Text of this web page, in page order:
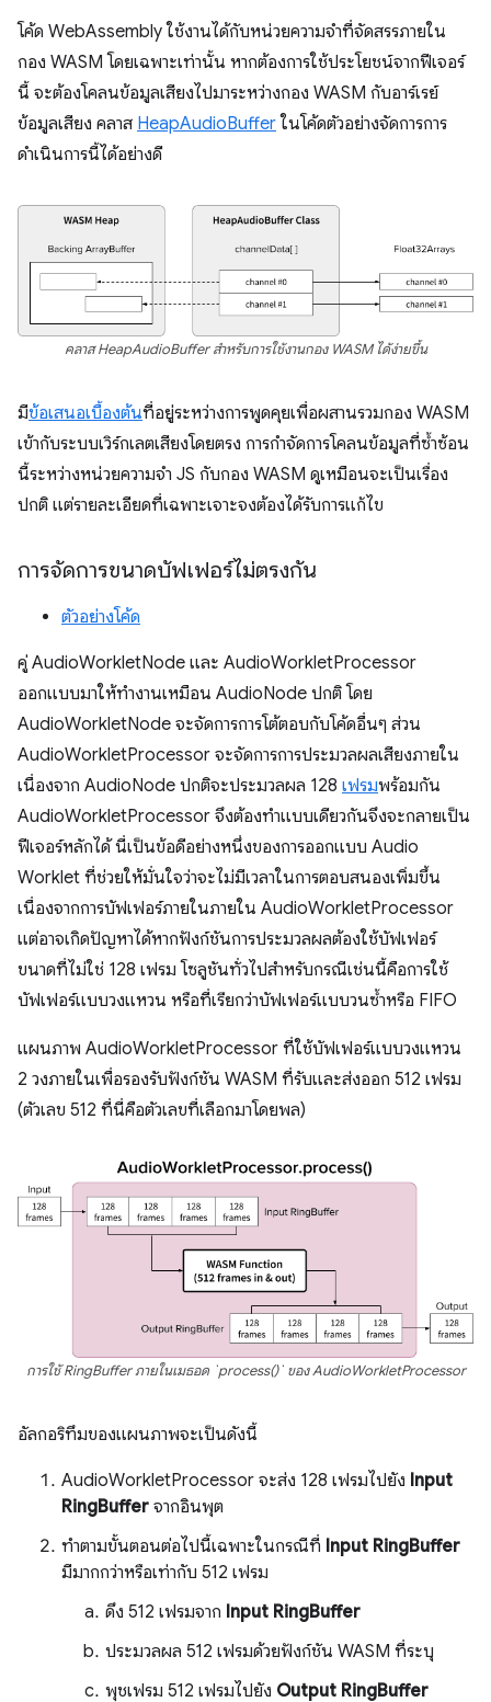
โค้ด WebAssembly ใช้งานได้กับหน่วยความจำที่จัดสรรภายใน
กอง WASM โดยเฉพาะเท่านั้น หากต้องการใช้ประโยชน์จากฟีเจอร์
นี้ จะต้องโคลนข้อมูลเสียงไปมาระหว่างกอง WASM กับอาร์เรย์
ข้อมูลเสียง คลาส HeapAudioBuffer ในโค้ดตัวอย่างจัดการการ
ดำเนินการนี้ได้อย่างดี
คลาส HeapAudioBuffer สำหรับการใช้งานกอง WASM ได้ง่ายขึ้น
มีข้อเสนอเบื้องต้นที่อยู่ระหว่างการพูดคุยเพื่อผสานรวมกอง WASM
เข้ากับระบบเวิร์กเลตเสียงโดยตรง การกำจัดการโคลนข้อมูลที่ซ้ำซ้อน
นี้ระหว่างหน่วยความจำ JS กับกอง WASM ดูเหมือนจะเป็นเรื่อง
ปกติ แต่รายละเอียดที่เฉพาะเจาะจงต้องได้รับการแก้ไข
การจัดการขนาดบัฟเฟอร์ไม่ตรงกัน
ตัวอย่างโค้ด
คู่ AudioWorkletNode และ AudioWorkletProcessor
ออกแบบมาให้ทำงานเหมือน AudioNode ปกติ โดย
AudioWorkletNode จะจัดการการโต้ตอบกับโค้ดอื่นๆ ส่วน
AudioWorkletProcessor จะจัดการการประมวลผลเสียงภายใน
เนื่องจาก AudioNode ปกติจะประมวลผล 128 เฟรมพร้อมกัน
AudioWorkletProcessor จึงต้องทําแบบเดียวกันจึงจะกลายเป็น
ฟีเจอร์หลักได้ นี่เป็นข้อดีอย่างหนึ่งของการออกแบบ Audio
Worklet ที่ช่วยให้มั่นใจว่าจะไม่มีเวลาในการตอบสนองเพิ่มขึ้น
เนื่องจากการบัฟเฟอร์ภายในภายใน AudioWorkletProcessor
แต่อาจเกิดปัญหาได้หากฟังก์ชันการประมวลผลต้องใช้บัฟเฟอร์
ขนาดที่ไม่ใช่ 128 เฟรม โซลูชันทั่วไปสำหรับกรณีเช่นนี้คือการใช้
บัฟเฟอร์แบบวงแหวน หรือที่เรียกว่าบัฟเฟอร์แบบวนซ้ำหรือ FIFO
แผนภาพ AudioWorkletProcessor ที่ใช้บัฟเฟอร์แบบวงแหวน
2 วงภายในเพื่อรองรับฟังก์ชัน WASM ที่รับและส่งออก 512 เฟรม
(ตัวเลข 512 ที่นี่คือตัวเลขที่เลือกมาโดยพล)
การใช้ RingBuffer ภายในเมธอด `process()` ของ AudioWorkletProcessor
อัลกอริทึมของแผนภาพจะเป็นดังนี้
AudioWorkletProcessor จะส่ง 128 เฟรมไปยัง Input
RingBuffer จากอินพุต
ทําตามขั้นตอนต่อไปนี้เฉพาะในกรณีที่ Input RingBuffer
มีมากกว่าหรือเท่ากับ 512 เฟรม
ดึง 512 เฟรมจาก Input RingBuffer
ประมวลผล 512 เฟรมด้วยฟังก์ชัน WASM ที่ระบุ
พุชเฟรม 512 เฟรมไปยัง Output RingBuffer